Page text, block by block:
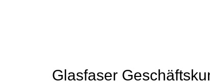
Glasfaser